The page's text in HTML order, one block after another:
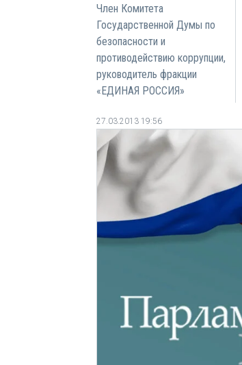
Член Комитета
Государственной Думы по
безопасности и
противодействию коррупции,
руководитель фракции
«ЕДИНАЯ РОССИЯ»
27.03.2013 19:56